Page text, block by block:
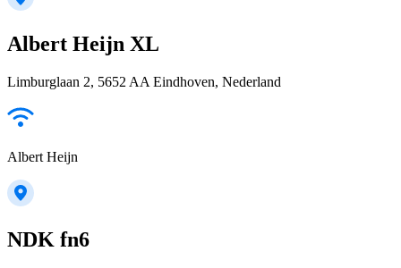
Albert Heijn XL
Limburglaan 2, 5652 AA Eindhoven, Nederland
Albert Heijn
NDK fn6